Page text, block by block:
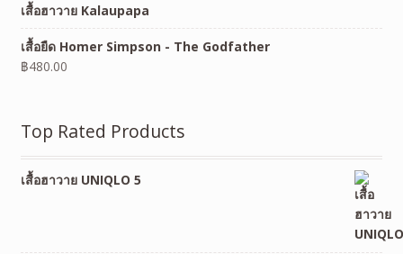
เสื้อฮาวาย Kalaupapa
เสื้อยืด Homer Simpson - The Godfather
฿480.00
Top Rated Products
เสื้อฮาวาย UNIQLO 5